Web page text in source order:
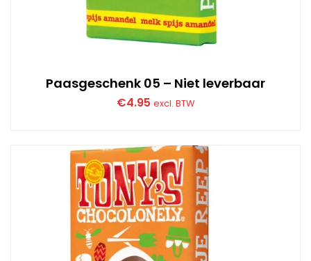
Paasgeschenk 05 – Niet leverbaar
€4.95 excl. BTW